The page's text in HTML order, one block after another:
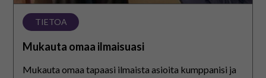
TIETOA
Mukauta omaa ilmaisuasi
Mukauta omaa tapaasi ilmaista asioita kumppanisi ja